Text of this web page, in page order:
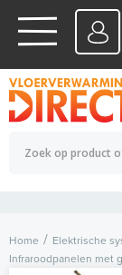
WATERSYSTEMEN
ELEKTRISCHE
Home Elektrische
Infraroodpanelen met